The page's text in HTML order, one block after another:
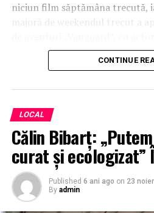
niciun film săptămâna trecută,
majoră de weekendul trecut a
principal.
de dolari după 10 zile de
Nord.
Regizat de Christopher
principale pe actorii Vince
acest film, realizat cu un buget
milioane de dolari, spune
17 ani care face fără voia ei
CONTINUE
LOCAL
Călin Bibarț:
curat şi ecologizat”
Published 6 ani ago on 23
By admin